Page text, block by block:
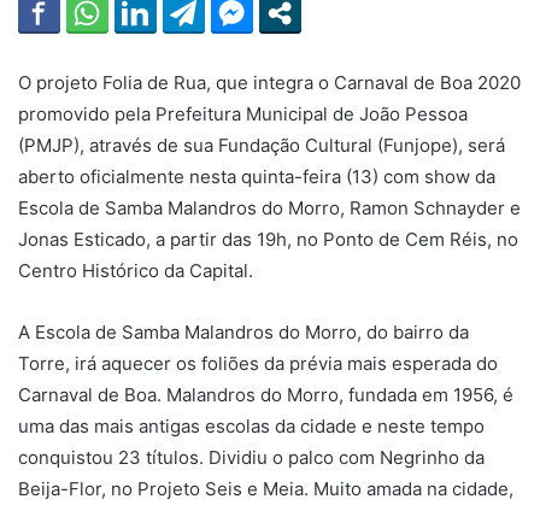
O projeto Folia de Rua, que integra o Carnaval de Boa 2020
promovido pela Prefeitura Municipal de João Pessoa
(PMJP), através de sua Fundação Cultural (Funjope), será
aberto oficialmente nesta quinta-feira (13) com show da
Escola de Samba Malandros do Morro, Ramon Schnayder e
Jonas Esticado, a partir das 19h, no Ponto de Cem Réis, no
Centro Histórico da Capital.
A Escola de Samba Malandros do Morro, do bairro da
Torre, irá aquecer os foliões da prévia mais esperada do
Carnaval de Boa. Malandros do Morro, fundada em 1956, é
uma das mais antigas escolas da cidade e neste tempo
conquistou 23 títulos. Dividiu o palco com Negrinho da
Beija-Flor, no Projeto Seis e Meia. Muito amada na cidade,